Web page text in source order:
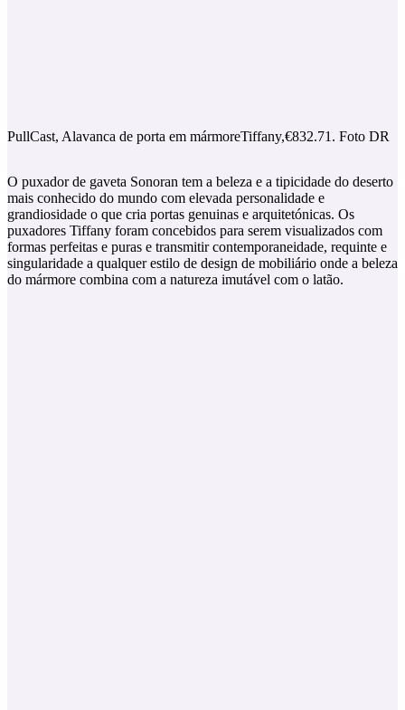
PullCast, Alavanca de porta em mármoreTiffany,€832.71. Foto DR
O puxador de gaveta Sonoran tem a beleza e a tipicidade do deserto
mais conhecido do mundo com elevada personalidade e
grandiosidade o que cria portas genuinas e arquitetónicas. Os
puxadores Tiffany foram concebidos para serem visualizados com
formas perfeitas e puras e transmitir contemporaneidade, requinte e
singularidade a qualquer estilo de design de mobiliário onde a beleza
do mármore combina com a natureza imutável com o latão.